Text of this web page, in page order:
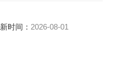
时间： 2026-08-01